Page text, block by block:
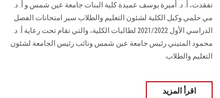
تفقدت، أ. د. أميرة يوسف عميدة كلية البنات جامعة عين شمس و أ. د.
مي حلمي وكيل الكلية لشئون التعليم والطلاب سير امتحانات الفصل
الدراسي الأول 2021/2022 لطالبات الكلية، والتي تقام تحت رعاية أ. د.
محمود المتيني رئيس جامعة عين شمس ونائب رئيس الجامعة لشئون
التعليم والطلاب.
اقرأ المزيد